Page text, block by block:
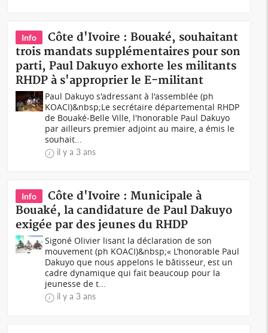
Info
Côte d'Ivoire : Bouaké, souhaitant
trois mandats supplémentaires pour son
parti, Paul Dakuyo exhorte les militants
RHDP à s'approprier le E-militant
Paul Dakuyo s'adressant à l'assemblée (ph
KOACI)&nbsp;Le secrétaire départemental RHDP
de Bouaké-Belle Ville, l'honorable Paul Dakuyo
par ailleurs premier adjoint au maire, a émis le
souhait...
il y a 3 ans
Info
Côte d'Ivoire : Municipale à
Bouaké, la candidature de Paul Dakuyo
exigée par des jeunes du RHDP
Sigoné Olivier lisant la déclaration de son
mouvement (ph KOACI)&nbsp;« L’honorable Paul
Dakuyo que nous appelons le bâtisseur, est un
cadre dynamique qui fait beaucoup pour la
jeunesse de t...
il y a 3 ans